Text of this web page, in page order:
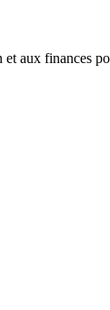
aux finances